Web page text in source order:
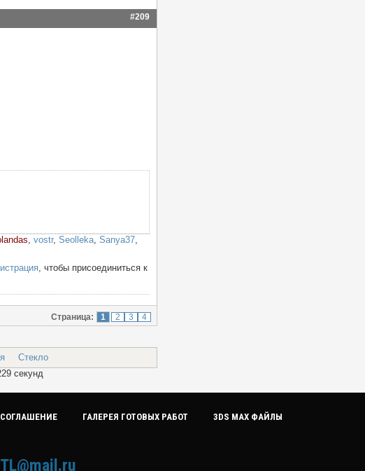
#209
vostr, Seolleka, Sanya37,
, чтобы присоединиться к
Страница: 1 2 3 4
Стекло
секунд
ГАЛЕРЕЯ ГОТОВЫХ РАБОТ 3DS MAX ФАЙЛЫ